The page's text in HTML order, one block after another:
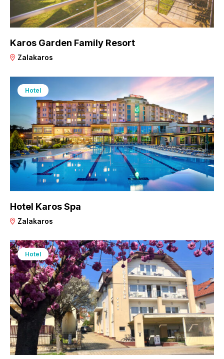
Karos Garden Family Resort
Zalakaros
Hotel
Hotel Karos Spa
Zalakaros
Hotel